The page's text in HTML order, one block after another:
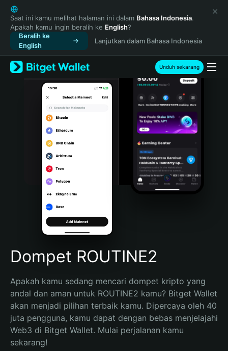
English
日本語
Tiếng Việt
Русский
Español (Latinoamérica)
Türkçe
Italiano
Português (Portugal)
Bahasa Indonesia
Português (Brasil)
Español (Argentina)
Saat ini kamu melihat halaman ini dalam Bahasa Indonesia.
Apakah kamu ingin beralih ke English?
Beralih ke
English
Lanjutkan dalam Bahasa Indonesia
Unduh sekarang
Dompet ROUTINE2
Apakah kamu sedang mencari dompet kripto yang
andal dan aman untuk ROUTINE2 kamu? Bitget Wallet
akan menjadi pilihan terbaik kamu. Dipercaya oleh 40
juta pengguna, kamu dapat dengan bebas menjelajahi
Web3 di Bitget Wallet. Mulai perjalanan kamu
sekarang!